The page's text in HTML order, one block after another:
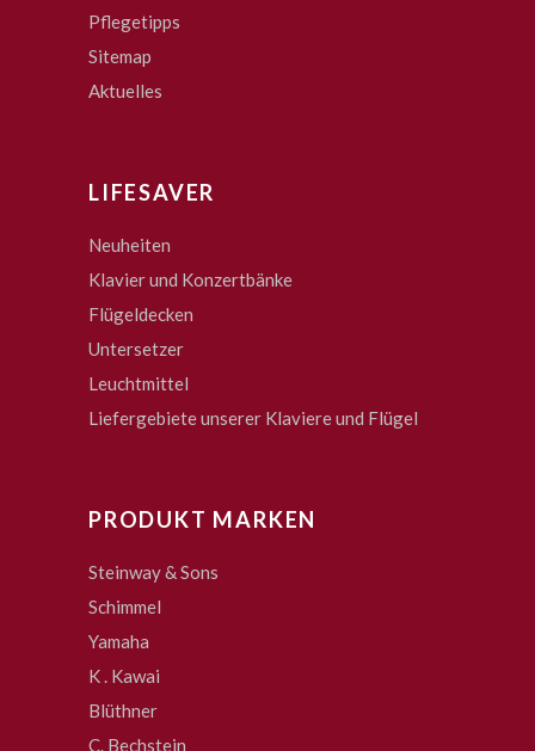
Pflegetipps
Sitemap
Aktuelles
LIFESAVER
Neuheiten
Klavier und Konzertbänke
Flügeldecken
Untersetzer
Leuchtmittel
Liefergebiete unserer Klaviere und Flügel
PRODUKT MARKEN
Steinway & Sons
Schimmel
Yamaha
K . Kawai
Blüthner
C. Bechstein